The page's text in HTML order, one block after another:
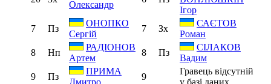
Олександр
Ігор
7
Пз
ОНОПКО
Сергій
7 Зх
САЄТОВ
Роман
8
Нп
РАДІОНОВ
Артем
8 Пз
СІЛАКОВ
Вадим
9
Пз
ПРИМА
Дмитро
9
Гравець відсутній
у базі даних.